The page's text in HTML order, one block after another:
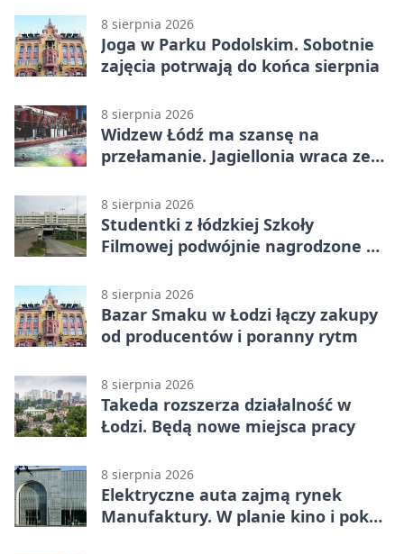
8 sierpnia 2026
Joga w Parku Podolskim. Sobotnie
zajęcia potrwają do końca sierpnia
8 sierpnia 2026
Widzew Łódź ma szansę na
przełamanie. Jagiellonia wraca ze
8 sierpnia 2026
Studentki z łódzkiej Szkoły
Filmowej podwójnie nagrodzone na
8 sierpnia 2026
Bazar Smaku w Łodzi łączy zakupy
od producentów i poranny rytm
8 sierpnia 2026
Takeda rozszerza działalność w
Łodzi. Będą nowe miejsca pracy
8 sierpnia 2026
Elektryczne auta zajmą rynek
Manufaktury. W planie kino i pokaz